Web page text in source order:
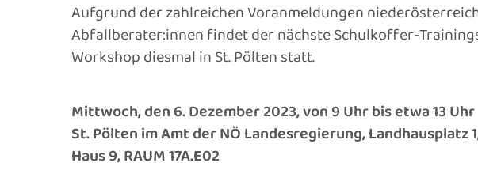
Aufgrund der zahlreichen Voranmeldungen
Abfallberater:innen findet der nächste Schulkoffer-
Workshop diesmal in St. Pölten statt.
Mittwoch, den 6. Dezember 2023, von 9 Uhr bis etwa 13 Uhr
St. Pölten im Amt der NÖ Landesregierung, Landhausplatz
Haus 9, RAUM 17A.E02